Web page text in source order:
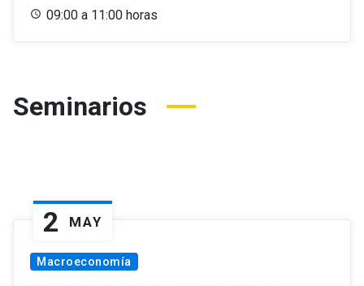
09:00 a 11:00 horas
Seminarios
2 MAY
Macroeconomía